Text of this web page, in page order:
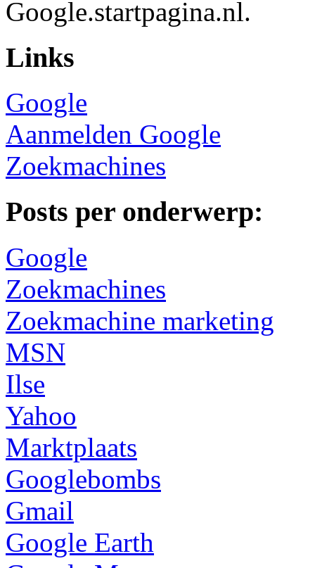
Google.startpagina.nl.
Links
Google
Aanmelden Google
Zoekmachines
Posts per onderwerp:
Google
Zoekmachines
Zoekmachine marketing
MSN
Ilse
Yahoo
Marktplaats
Googlebombs
Gmail
Google Earth